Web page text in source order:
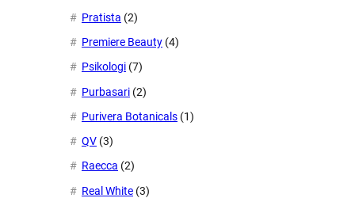
Pratista (2)
Premiere Beauty (4)
Psikologi (7)
Purbasari (2)
Purivera Botanicals (1)
QV (3)
Raecca (2)
Real White (3)